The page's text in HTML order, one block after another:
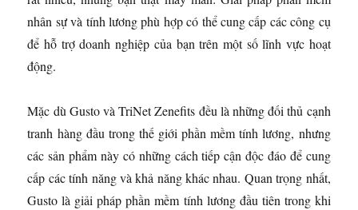
nhân sự và tính lương phù hợp có thể cung cấp các công cụ
để hỗ trợ doanh nghiệp của bạn trên một số lĩnh vực hoạt
động.
Mặc dù Gusto và TriNet Zenefits đều là những đối thủ cạnh
tranh hàng đầu trong thế giới phần mềm tính lương, nhưng
các sản phẩm này có những cách tiếp cận độc đáo để cung
cấp các tính năng và khả năng khác nhau. Quan trọng nhất,
Gusto là giải pháp phần mềm tính lương đầu tiên trong khi